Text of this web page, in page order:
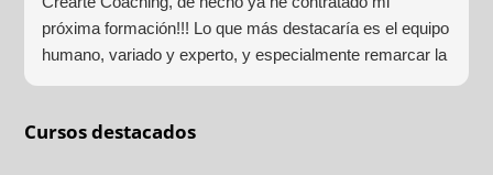
próxima formación!!! Lo que más destacaría es el equipo
humano, variado y experto, y especialmente remarcar la
añadido con multitud de formaciones, seminarios y
Cursos destacados